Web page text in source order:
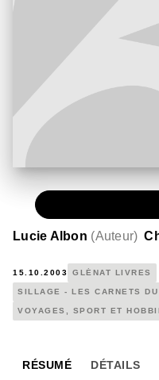
Lucie Albon (Auteur)
15.10.2003 GLÉNAT LIVRES
SILLAGE - LES CARNETS DU
VOYAGES, SPORT ET
RÉSUMÉ DÉTAILS